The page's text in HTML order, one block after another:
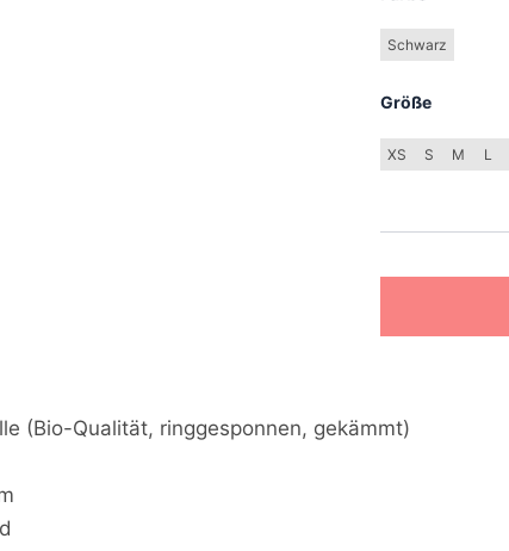
Schwarz
Größe
XS S M L
(Bio-Qualität, ringgesponnen, gekämmt)